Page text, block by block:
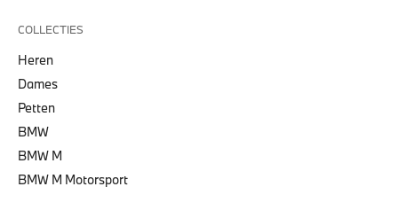
COLLECTIES
Heren
Dames
Petten
BMW
BMW M
BMW M Motorsport